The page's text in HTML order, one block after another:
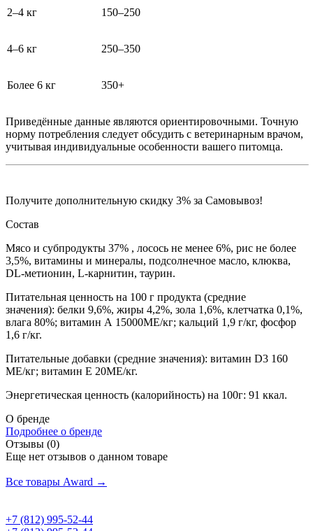
2–4 кг 150–250
4–6 кг 250–350
Более 6 кг 350+
Приведённые данные являются ориентировочными. Точную
норму потребления следует обсудить с ветеринарным врачом,
учитывая индивидуальные особенности вашего питомца.
Получите дополнительную скидку 3% за Самовывоз!
Состав
Мясо и субпродукты 37% , лосось не менее 6%, рис не более
3,5%, витамины и минералы, подсолнечное масло, клюква,
DL-метионин, L-карнитин, таурин.
Питательная ценность на 100 г продукта (средние
значения): белки 9,6%, жиры 4,2%, зола 1,6%, клетчатка 0,1%,
влага 80%; витамин А 15000ME/кг; кальций 1,9 г/кг, фосфор
1,6 г/кг.
Питательные добавки (средние значения): витамин D3 160
МЕ/кг; витамин Е 20ME/кг.
Энергетическая ценность (калорийность) на 100г: 91 ккал.
О бренде
Подробнее о бренде
Отзывы (0)
Еще нет отзывов о данном товаре
Все товары Award →
+7 (812) 995-52-44